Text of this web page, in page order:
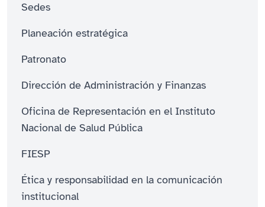
Sedes
Planeación estratégica
Patronato
Dirección de Administración y Finanzas
Oficina de Representación en el Instituto
Nacional de Salud Pública
FIESP
Ética y responsabilidad en la comunicación
institucional